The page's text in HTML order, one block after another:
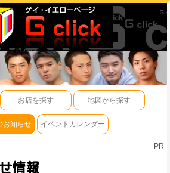
お店を探す 地図から探す
お知らせ イベントカレンダー
PR